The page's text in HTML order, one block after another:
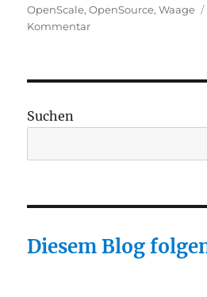
OpenScale,OpenSource,Waage
Kommentarzu
freier
nutzen
Suchen
Diesem Blog